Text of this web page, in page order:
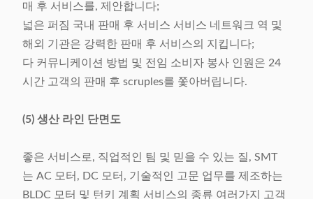
매 후 서비스를, 제안합니다;
넓은 퍼짐 국내 판매 후 서비스 서비스 네트워크 역 및
해외 기관은 강력한 판매 후 서비스의 지킵니다;
다 커뮤니케이션 방법 및 전임 소비자 봉사 인원은 24
시간 고객의 판매 후 scruples를 쫓아버립니다.
(5) 생산 라인 단면도
좋은 서비스로, 직업적인 팀 및 믿을 수 있는 질, SMT
는 AC 모터, DC 모터, 기술적인 고문 업무를 제조하는
BLDC 모터 및 턴키 계획 서비스의 종류 여러가지 고객